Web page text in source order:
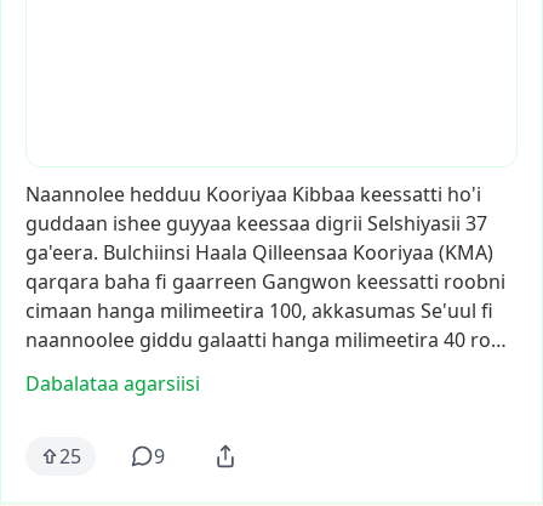
Naannolee hedduu Kooriyaa Kibbaa keessatti ho'i
guddaan ishee guyyaa keessaa digrii Selshiyasii 37
ga'eera. Bulchiinsi Haala Qilleensaa Kooriyaa (KMA)
qarqara baha fi gaarreen Gangwon keessatti roobni
cimaan hanga milimeetira 100, akkasumas Se'uul fi
naannoolee giddu galaatti hanga milimeetira 40 ro…
Dabalataa agarsiisi
25 9